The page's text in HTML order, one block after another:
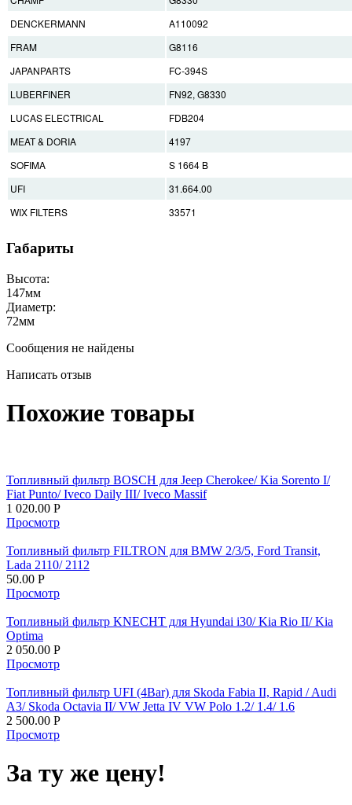
DENCKERMANN
A110092
FRAM
G8116
JAPANPARTS
FC-394S
LUBERFINER
FN92, G8330
LUCAS ELECTRICAL
FDB204
MEAT & DORIA
4197
SOFIMA
S 1664 B
UFI
31.664.00
WIX FILTERS
33571
Габариты
Высота:
147мм
Диаметр:
72мм
Сообщения не найдены
Написать отзыв
Похожие товары
Топливный фильтр BOSCH для Jeep Cherokee/ Kia Sorento I/
Fiat Punto/ Iveco Daily III/ Iveco Massif
1 020.00 Р
Просмотр
Топливный фильтр FILTRON для BMW 2/3/5, Ford Transit,
Lada 2110/ 2112
50.00 Р
Просмотр
Топливный фильтр KNECHT для Hyundai i30/ Kia Rio II/ Kia
Optima
2 050.00 Р
Просмотр
Топливный фильтр UFI (4Bar) для Skoda Fabia II, Rapid / Audi
A3/ Skoda Octavia II/ VW Jetta IV VW Polo 1.2/ 1.4/ 1.6
2 500.00 Р
Просмотр
За ту же цену!